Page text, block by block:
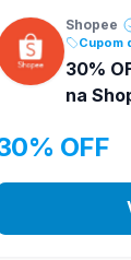
Shopee
Cupom
30%
na
OFF